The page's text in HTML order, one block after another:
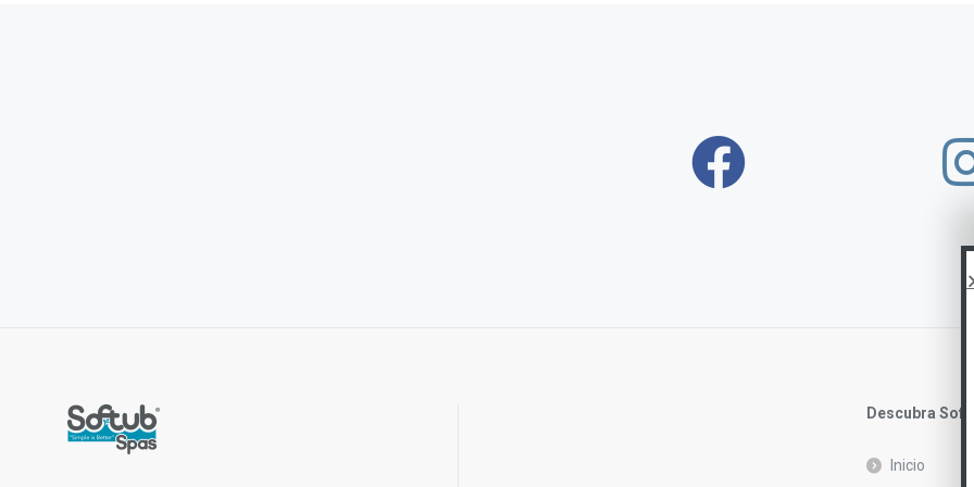
Descubra
Inicio